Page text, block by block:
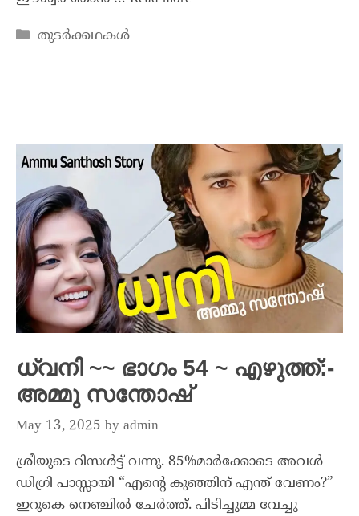
തുടർക്കഥകൾ
ധ്വനി ~~ ഭാഗം 54 ~ എഴുത്ത്:-
അമ്മു സന്തോഷ്
May 13, 2025 by admin
ശ്രീയുടെ റിസൾട്ട്‌ വന്നു. 85%മാർക്കോടെ അവൾ
ഡിഗ്രി പാസ്സായി “എന്റെ കുഞ്ഞിന് എന്ത് വേണം?”
ഇറുകെ നെഞ്ചിൽ ചേർത്ത്. പിടിച്ചുമ്മ വേച്ചു